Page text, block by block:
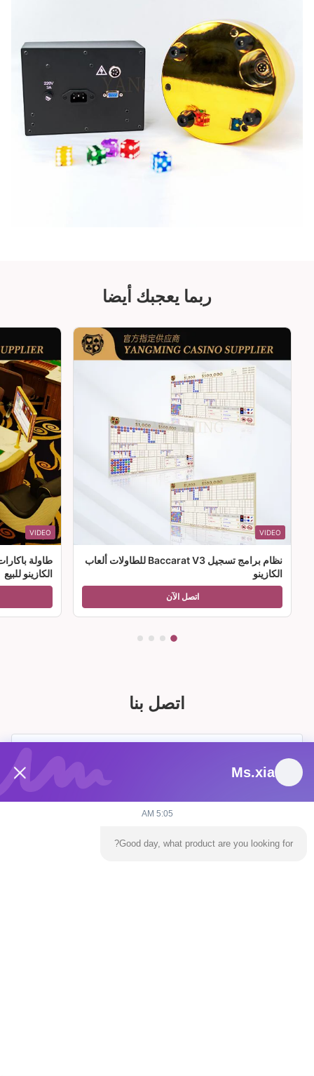
ربما يعجبك أيضا
VIDEO
نظام برامج تسجيل Baccarat V3 للطاولات ألعاب
الكازينو
اتصل الآن
VIDEO
طاولة
الكازينو للبيع
اتصل بنا
Ms.xia
5:05 AM
Good day, what product are you looking for?